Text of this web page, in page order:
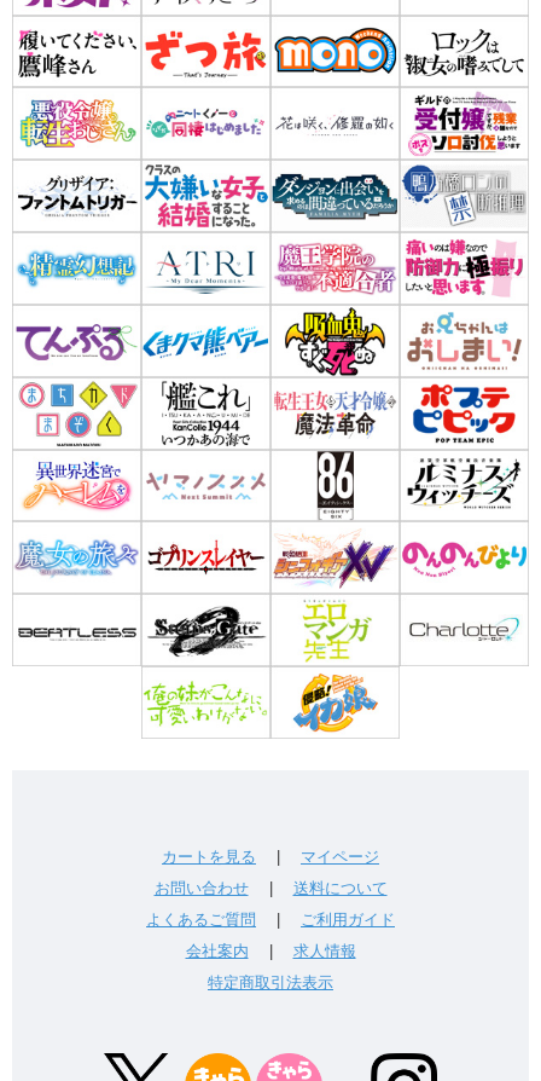
カートを見る
マイページ
お問い合わせ| 送料について
よくあるご質問
ご利用ガイド
会社案内
求人情報
特定商取引法表示